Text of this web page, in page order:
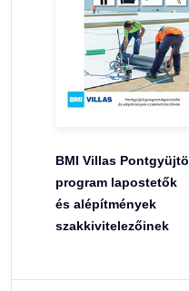
BMI Villas Pontgyüjtö
program lapostetők
és alépítmények
szakkivitelezőinek